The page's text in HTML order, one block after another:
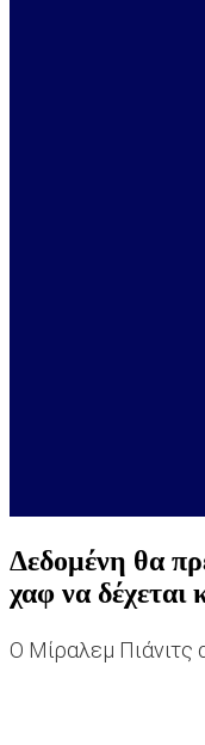
Δεδομένη θα
χαφ να
Ο Μίραλεμ Πιάνιτς